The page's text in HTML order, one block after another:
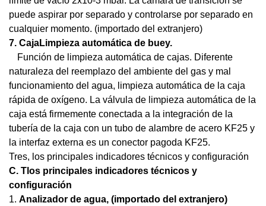
puede aspirar por separado y controlarse por separado en
cualquier momento. (importado del extranjero)
7. CajaLimpieza automática de buey.
Función de limpieza automática de cajas. Diferente
naturaleza del reemplazo del ambiente del gas y mal
funcionamiento del agua, limpieza automática de la caja
rápida de oxígeno. La válvula de limpieza automática de la
caja está firmemente conectada a la integración de la
tubería de la caja con un tubo de alambre de acero KF25 y
la interfaz externa es un conector pagoda KF25.
Tres, los principales indicadores técnicos y configuración
C. T los principales indicadores técnicos y
configuración
1. Analizador de agua, (importado del extranjero)